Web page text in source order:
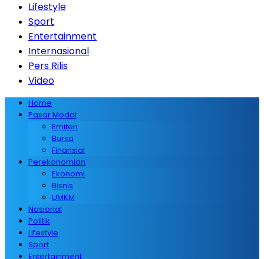
Lifestyle
Sport
Entertainment
Internasional
Pers Rilis
Video
Home
Pasar Modal
Emiten
Bursa
Finansial
Perekonomian
Ekonomi
Bisnis
UMKM
Nasional
Politik
Lifestyle
Sport
Entertainment